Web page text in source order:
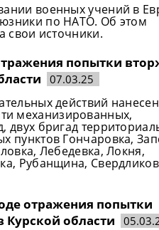
военных учений в
по НАТО. Об этом
свои источники.
попытки
07.03.25
действий
механизированных,
бригад
пунктов Гончаровка,
Лебедевка, Локня,
Рубанщина,
отражения попытки
области